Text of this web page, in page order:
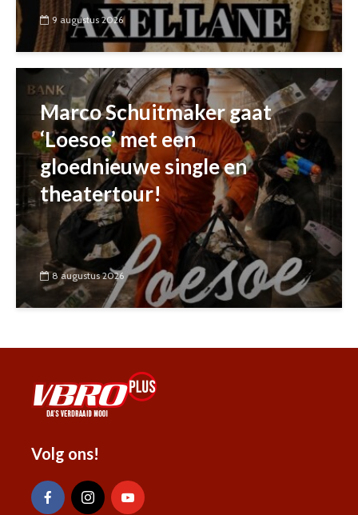
9 augustus 2026
Marco Schuitmaker gaat
‘Loesoe’ met een
gloednieuwe single en
theatertour!
8 augustus 2026
Volg ons!